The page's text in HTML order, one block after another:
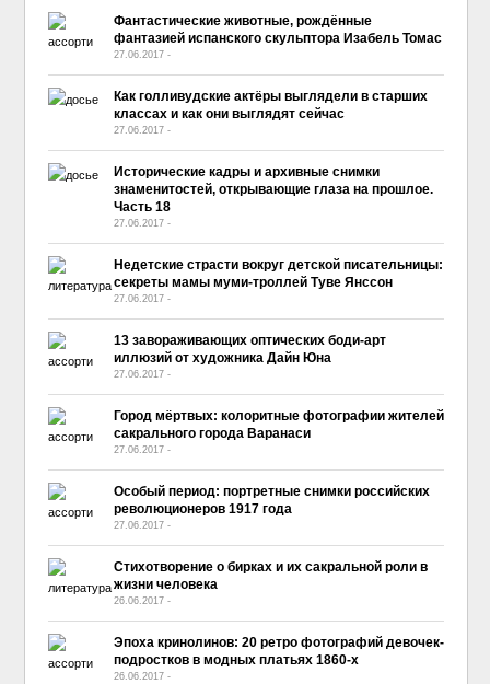
Фантастические животные, рождённые
фантазией испанского скульптора Изабель Томас
27.06.2017 -
Как голливудские актёры выглядели в старших
классах и как они выглядят сейчас
27.06.2017 -
Исторические кадры и архивные снимки
знаменитостей, открывающие глаза на прошлое.
Часть 18
27.06.2017 -
Недетские страсти вокруг детской писательницы:
секреты мамы муми-троллей Туве Янссон
27.06.2017 -
13 завораживающих оптических боди-арт
иллюзий от художника Дайн Юна
27.06.2017 -
Город мёртвых: колоритные фотографии жителей
сакрального города Варанаси
27.06.2017 -
Особый период: портретные снимки российских
революционеров 1917 года
27.06.2017 -
Стихотворение о бирках и их сакральной роли в
жизни человека
26.06.2017 -
Эпоха кринолинов: 20 ретро фотографий девочек-
подростков в модных платьях 1860-х
26.06.2017 -